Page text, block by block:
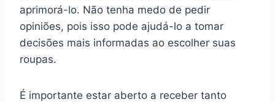
aprimorá-lo. Não tenha medo de pedir
opiniões, pois isso pode ajudá-lo a tomar
decisões mais informadas ao escolher suas
roupas.
É importante estar aberto a receber tanto